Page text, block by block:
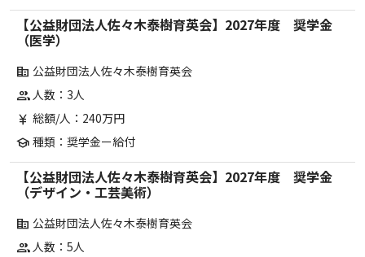
【公益財団法人佐々木泰樹育英会】2027年度 奨学金
（医学）
corporate_fare 公益財団法人佐々木泰樹育英会
group人数：3人
currency_yen 総額/人：240万円
school 種類：奨学金ー給付
【公益財団法人佐々木泰樹育英会】2027年度 奨学金
（デザイン・工芸美術）
corporate_fare 公益財団法人佐々木泰樹育英会
group人数：5人